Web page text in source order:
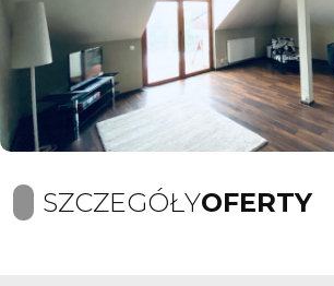
SZCZEGÓŁYOFERTY